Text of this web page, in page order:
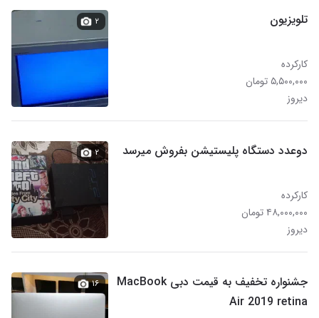
تلویزیون
کارکرده
۵,۵۰۰,۰۰۰ تومان
دیروز
۲
دوعدد دستگاه پلیستیشن بفروش میرسد
کارکرده
۴۸,۰۰۰,۰۰۰ تومان
دیروز
۲
جشنواره تخفیف به قیمت دبی MacBook
Air 2019 retina
۱۶